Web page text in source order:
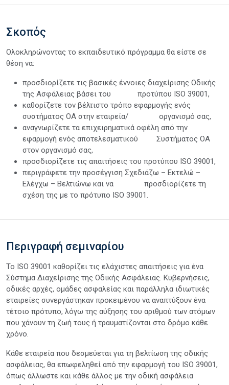
Σκοπός
Ολοκληρώνοντας το εκπαιδευτικό πρόγραμμα θα είστε σε
θέση να:
προσδιορίζετε τις βασικές έννοιες διαχείρισης Οδικής
της Ασφάλειας βάσει του προτύπου ISO 39001,
καθορίζετε τον βέλτιστο τρόπο εφαρμογής ενός
συστήματος ΟΑ στην εταιρεία/ οργανισμό σας,
αναγνωρίζετε τα επιχειρηματικά οφέλη από την
εφαρμογή ενός αποτελεσματικού Συστήματος ΟΑ
στον οργανισμό σας,
προσδιορίζετε τις απαιτήσεις του προτύπου ISO 39001,
περιγράφετε την προσέγγιση Σχεδιάζω – Εκτελώ –
Ελέγχω – Βελτιώνω και να προσδιορίζετε τη
σχέση της με το πρότυπο ISO 39001.
Περιγραφή σεμιναρίου
Το ISO 39001 καθορίζει τις ελάχιστες απαιτήσεις για ένα
Σύστημα Διαχείρισης της Οδικής Ασφάλειας. Κυβερνήσεις,
οδικές αρχές, ομάδες ασφαλείας και παράλληλα ιδιωτικές
εταιρείες συνεργάστηκαν προκειμένου να αναπτύξουν ένα
τέτοιο πρότυπο, λόγω της αύξησης του αριθμού των ατόμων
που χάνουν τη ζωή τους ή τραυματίζονται στο δρόμο κάθε
χρόνο.
Κάθε εταιρεία που δεσμεύεται για τη βελτίωση της οδικής
ασφάλειας, θα επωφεληθεί από την εφαρμογή του ISO 39001,
όπως άλλωστε και κάθε άλλος με την οδική ασφάλεια